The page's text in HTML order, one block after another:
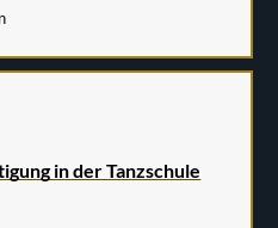
in der Tanzschule